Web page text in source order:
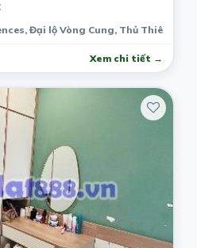
Đại lộ Vòng Cung, Thủ Thiêm,
Xem chi tiết →